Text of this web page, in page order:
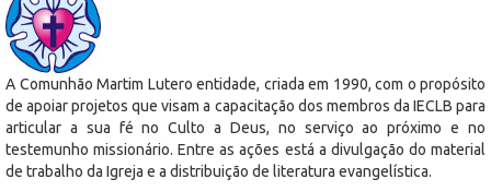
A Comunhão Martim Lutero entidade, criada em 1990, com o propósito
de apoiar projetos que visam a capacitação dos membros da IECLB para
articular a sua fé no Culto a Deus, no serviço ao próximo e no
testemunho missionário. Entre as ações está a divulgação do material
de trabalho da Igreja e a distribuição de literatura evangelística.